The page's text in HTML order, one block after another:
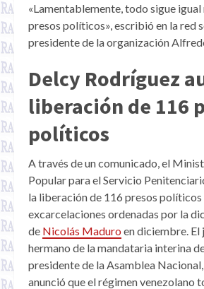
«Lamentablemente, todo sigue
presos políticos», escribió en la red
presidente de la organización
Delcy Rodríguez
liberación de 116
políticos
A través de un comunicado, el
Popular para el Servicio
la liberación de 116 presos políticos
excarcelaciones ordenadas por la
de Nicolás Maduro en diciembre. El
hermano de la mandataria interina
presidente de la Asamblea
anunció que el régimen venezolano